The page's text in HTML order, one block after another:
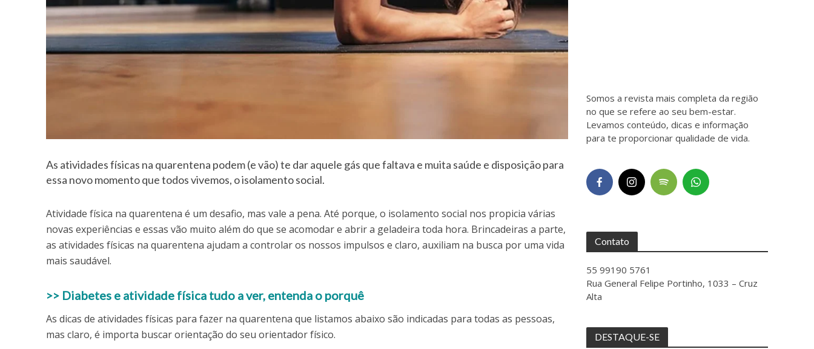
As atividades físicas na quarentena podem (e vão) te dar aquele gás que faltava e muita saúde e disposição para
essa novo momento que todos vivemos, o isolamento social.
Atividade física na quarentena é um desafio, mas vale a pena. Até porque, o isolamento social nos propicia várias
novas experiências e essas vão muito além do que se acomodar e abrir a geladeira toda hora. Brincadeiras a parte,
as atividades físicas na quarentena ajudam a controlar os nossos impulsos e claro, auxiliam na busca por uma vida
mais saudável.
>> Diabetes e atividade física tudo a ver, entenda o porquê
As dicas de atividades físicas para fazer na quarentena que listamos abaixo são indicadas para todas as pessoas,
mas claro, é importa buscar orientação do seu orientador físico.
Somos a revista mais completa da região
no que se refere ao seu bem-estar.
Levamos conteúdo, dicas e informação
para te proporcionar qualidade de vida.
Contato
55 99190 5761
Rua General Felipe Portinho, 1033 – Cruz
Alta
DESTAQUE-SE